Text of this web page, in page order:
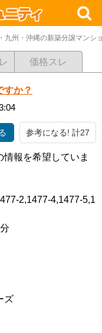
九州・沖縄の新築分譲マンシ
価格スレ
すか？
参考になる! 計27
報を希望していま
2,1477-4,1477-5,1
ズ